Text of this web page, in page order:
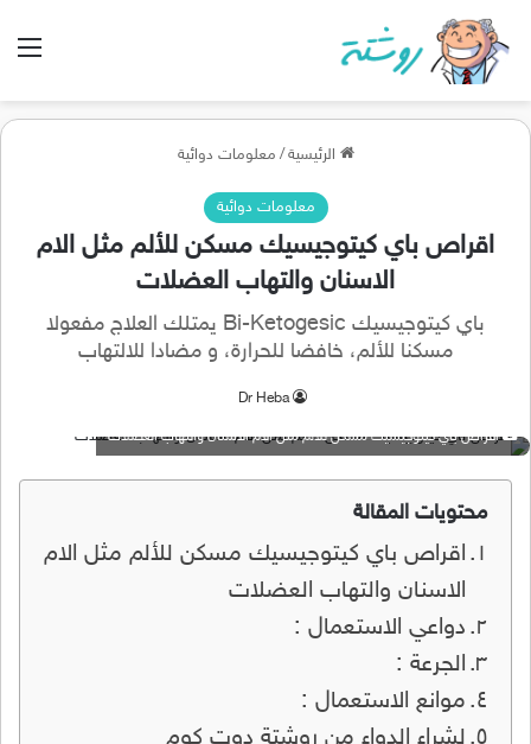
الرئيسية / معلومات دوائية
معلومات دوائية
اقراص باي كيتوجيسيك مسكن للألم مثل الام
الاسنان والتهاب العضلات
باي كيتوجيسيك Bi-Ketogesic يمتلك العلاج مفعولا
مسكنا للألم، خافضا للحرارة، و مضادا للالتهاب
Dr Heba
اقراص باي كيتوجيسيك مسكن للألم مثل الام الاسنان والتهاب العضلات
محتويات المقالة
اقراص باي كيتوجيسيك مسكن للألم مثل الام
الاسنان والتهاب العضلات
دواعي الاستعمال :
الجرعة :
موانع الاستعمال :
لشراء الدواء من روشتة دوت كوم